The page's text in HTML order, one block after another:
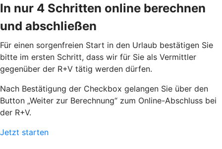
In nur 4 Schritten online berechnen
und abschließen
Für einen sorgenfreien Start in den Urlaub bestätigen Sie
bitte im ersten Schritt, dass wir für Sie als Vermittler
gegenüber der R+V tätig werden dürfen.
Nach Bestätigung der Checkbox gelangen Sie über den
Button „Weiter zur Berechnung“ zum Online-Abschluss bei
der R+V.
Jetzt starten